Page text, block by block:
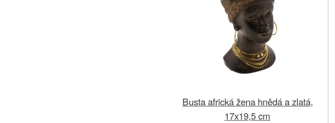
Busta africká žena hnědá a zlatá,
17x19,5 cm